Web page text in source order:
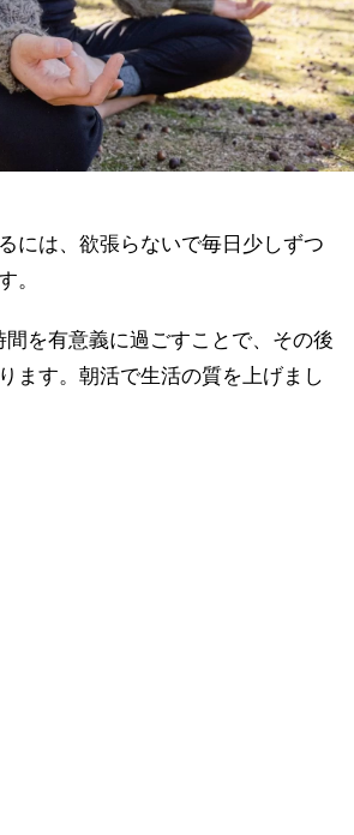
には、欲張らないで毎日少しずつ
。
間を有意義に過ごすことで、その後
ます。朝活で生活の質を上げまし